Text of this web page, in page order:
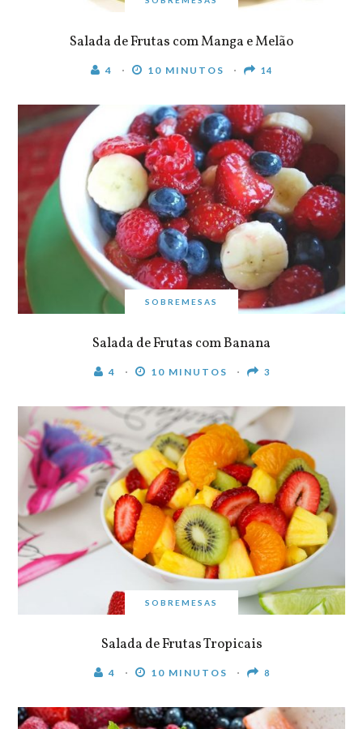
Salada de Frutas com Manga e Melão
4 10 MINUTOS 14
SOBREMESAS
Salada de Frutas com Banana
4 10 MINUTOS 3
SOBREMESAS
Salada de Frutas Tropicais
4 10 MINUTOS 8